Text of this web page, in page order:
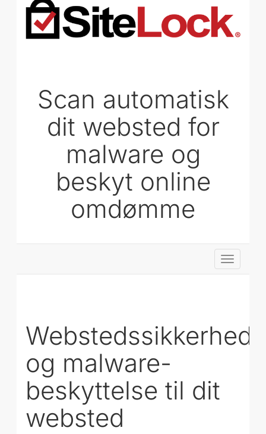
Scan automatisk
dit websted for
malware og
beskyt online
omdømme
Skift
Webstedssikkerhed
og malware-
beskyttelse til dit
websted